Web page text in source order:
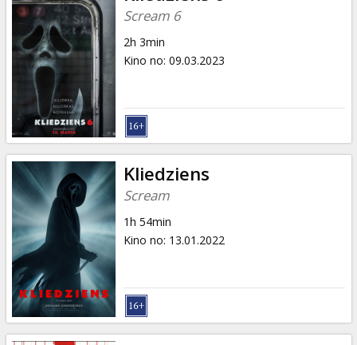
Scream 6
2h 3min
Kino no: 09.03.2023
Kliedziens
Scream
1h 54min
Kino no: 13.01.2022